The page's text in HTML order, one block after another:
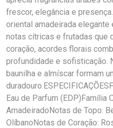
frescor, elegância e
oriental amadeirada elegante
notas cítricas e frutadas que
coração, acordes florais
profundidade e sofisticação.
baunilha e almíscar formam
Eau de Parfum (EDP)Família
AmadeiradoNotas de Topo:
OlíbanoNotas de Coração: